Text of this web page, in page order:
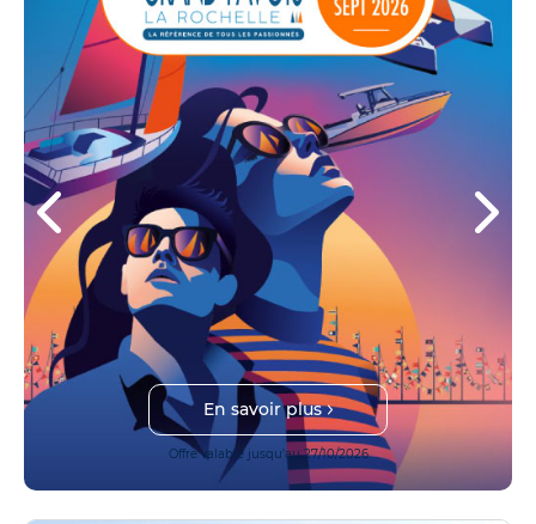
En savoir plus
Offre valable jusqu'au 27/10/2026